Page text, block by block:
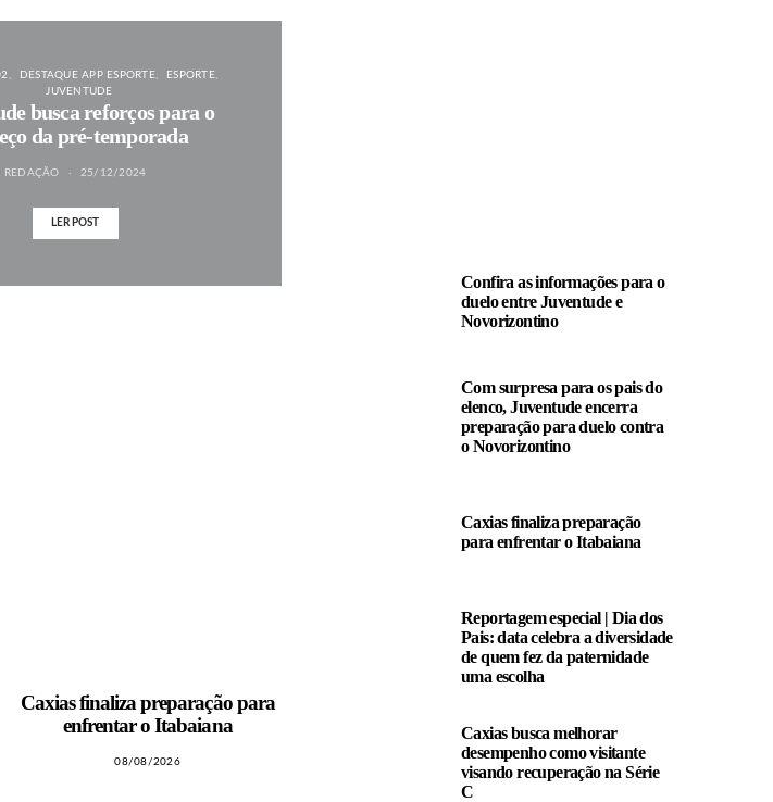
DESTAQUE APP ESPORTE
ESPORTE
JUVENTUDE
busca reforços para o
da pré-temporada
REDAÇÃO 25/12/2024
LER POST
Caxias finaliza preparação para
enfrentar o Itabaiana
08/08/2026
Confira as informações para o
duelo entre Juventude e
Novorizontino
Com surpresa para os pais do
elenco, Juventude encerra
preparação para duelo contra
o Novorizontino
Caxias finaliza preparação
para enfrentar o Itabaiana
Reportagem especial | Dia dos
Pais: data celebra a diversidade
de quem fez da paternidade
uma escolha
Caxias busca melhorar
desempenho como visitante
visando recuperação na Série
C